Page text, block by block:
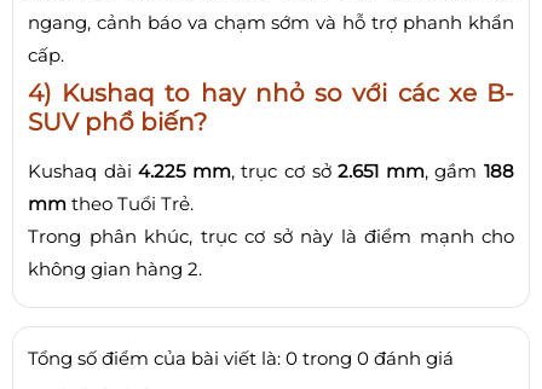
ngang, cảnh báo va chạm sớm và hỗ trợ phanh khẩn
cấp.
4) Kushaq to hay nhỏ so với các xe B-
SUV phổ biến?
Kushaq dài4.225 mm, trục cơ sở2.651 mm, gầm188
mm theo Tuổi Trẻ.
Trong phân khúc, trục cơ sở này là điểm mạnh cho
không gian hàng 2.
Tổng số điểm của bài viết là: 0 trong 0 đánh giá